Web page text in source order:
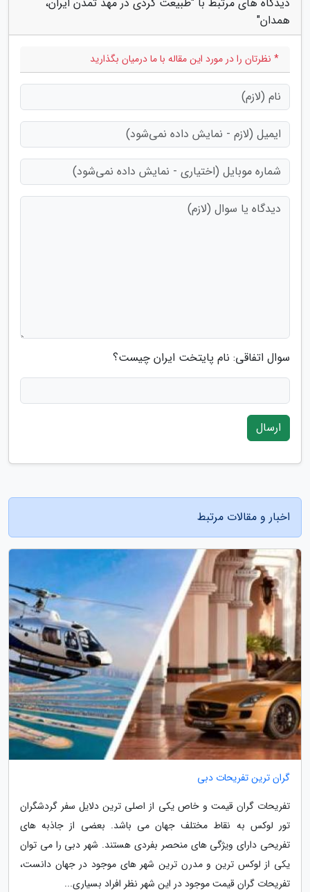
همدان"
* نظرتان را در مورد این مقاله با ما درمیان بگذارید
سوال اتفاقی: نام پایتخت ایران چیست؟
ارسال
اخبار و مقالات مرتبط
گران ترین تفریحات دبی
تفریحات گران قیمت و خاص یکی از اصلی ترین دلایل سفر گردشگران
تور لوکس به نقاط مختلف جهان می باشد. بعضی از جاذبه های
تفریحی دارای ویژگی های منحصر بفردی هستند. شهر دبی را می توان
یکی از لوکس ترین و مدرن ترین شهر های موجود در جهان دانست،
تفریحات گران قیمت موجود در این شهر نظر افراد بسیاری...